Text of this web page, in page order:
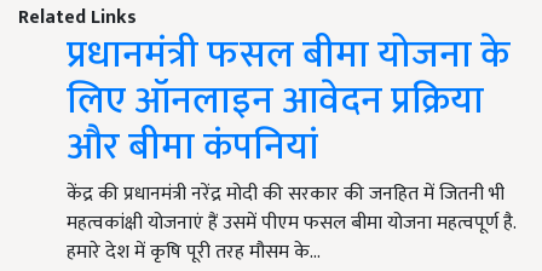
Related Links
प्रधानमंत्री फसल बीमा योजना के
लिए ऑनलाइन आवेदन प्रक्रिया
और बीमा कंपनियां
केंद्र की प्रधानमंत्री नरेंद्र मोदी की सरकार की जनहित में जितनी भी
महत्वकांक्षी योजनाएं हैं उसमें पीएम फसल बीमा योजना महत्वपूर्ण है.
हमारे देश में कृषि पूरी तरह मौसम के…